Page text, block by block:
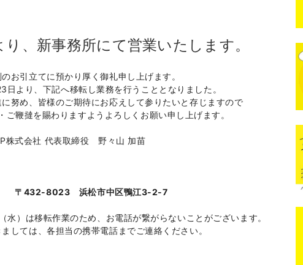
、新事務所にて営業いたします。
お引立てに預かり厚く御礼申し上げます。
日より、下記へ移転し業務を行うこととなりました。
努め、皆様のご期待にお応えして参りたいと存じますので
ご鞭撻を賜わりますようよろしくお願い申し上げます。
株式会社 代表取締役 野々山 加苗
〒432-8023 浜松市中区鴨江3-2-7
）は移転作業のため、お電話が繋がらないことがございます。
しては、各担当の携帯電話までご連絡ください。